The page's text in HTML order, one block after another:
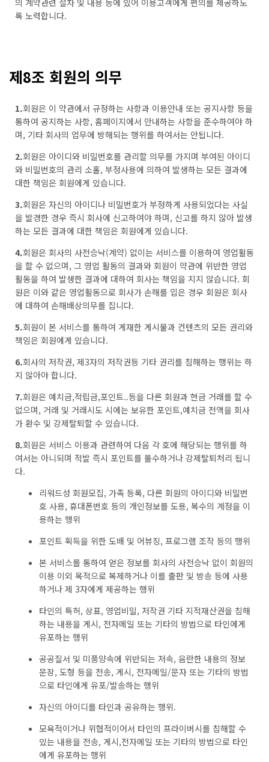
의 계약관련 절차 및 내용 등에 있어 이용고객에게 편의를 제공하도
록 노력합니다.
제8조 회원의 의무
1.회원은 이 약관에서 규정하는 사항과 이용안내 또는 공지사항 등을
통하여 공지하는 사항, 홈페이지에서 안내하는 사항을 준수하여야 하
며, 기타 회사의 업무에 방해되는 행위를 하여서는 안됩니다.
2.회원은 아이디와 비밀번호를 관리할 의무를 가지며 부여된 아이디
와 비밀번호의 관리 소홀, 부정사용에 의하여 발생하는 모든 결과에
대한 책임은 회원에게 있습니다.
3.회원은 자신의 아이디나 비밀번호가 부정하게 사용되었다는 사실
을 발경한 경우 즉시 회사에 신고하여야 하며, 신고를 하지 않아 발생
하는 모든 결과에 대한 책임은 회원에게 있습니다.
4.회원은 회사의 사전승낙(계약) 없이는 서비스를 이용하여 영업활동
을 할 수 없으며, 그 영업 활동의 결과와 회원이 약관에 위반한 영업
활동을 하여 발생한 결과에 대하여 회사는 책임을 지지 않습니다. 회
원은 이와 같은 영업활동으로 회사가 손해를 입은 경우 회원은 회사
에 대하여 손해배상의무를 집니다.
5.회원이 본 서비스를 통하여 게재한 게시물과 컨텐츠의 모든 권리와
책임은 회원에게 있습니다.
6.회사의 저작권, 제3자의 저작권등 기타 권리를 침해하는 행위는 하
지 않아야 합니다.
7.회원은 예치금,적립금,포인트..등을 다른 회원과 현금 거래를 할 수
없으며, 거래 및 거래시도 시에는 보유한 포인트,예치금 전액을 회사
가 환수 및 강제탈퇴할 수 있습니다.
8.회원은 서비스 이용과 관련하여 다음 각 호에 해당되는 행위를 하
여서는 아니되며 적발 즉시 포인트를 몰수하거나 강제탈퇴처리 됩니
다.
리워드성 회원모집, 가족 등록, 다른 회원의 아이디와 비밀번
호 사용, 휴대폰번호 등의 개인정보를 도용, 복수의 계정을 이
용하는 행위
포인트 획득을 위한 도배 및 어뷰징, 프로그램 조작 등의 행위
본 서비스를 통하여 얻은 정보를 회사의 사전승낙 없이 회원의
이용 이외 목적으로 복제하거나 이를 출판 및 방송 등에 사용
하거나 제 3자에게 제공하는 행위
타인의 특허, 상표, 영업비밀, 저작권 기타 지적재산권을 침해
하는 내용을 게시, 전자메일 또는 기타의 방법으로 타인에게
유포하는 행위
공공질서 및 미풍양속에 위반되는 저속, 음란한 내용의 정보
문장, 도형 등을 전송, 게시, 전자메일/문자 또는 기타의 방법
으로 타인에게 유포/발송하는 행위
자신의 아이디를 타인과 공유하는 행위.
모욕적이거나 위협적이어서 타인의 프라이버시를 침해할 수
있는 내용을 전송, 게시,전자메일 또는 기타의 방법으로 타인
에게 유포하는 행위